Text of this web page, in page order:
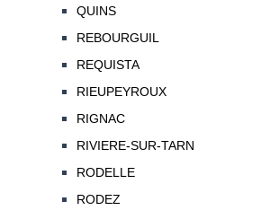
QUINS
REBOURGUIL
REQUISTA
RIEUPEYROUX
RIGNAC
RIVIERE-SUR-TARN
RODELLE
RODEZ